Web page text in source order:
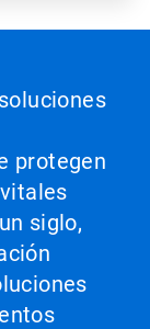
protegen
siglo,